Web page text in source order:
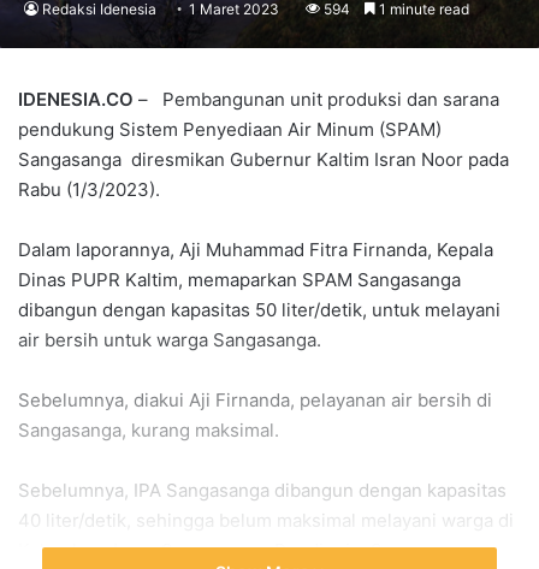
Redaksi Idenesia 1 Maret 2023 594 1 minute read
IDENESIA.CO – Pembangunan unit produksi dan sarana
pendukung Sistem Penyediaan Air Minum (SPAM)
Sangasanga diresmikan Gubernur Kaltim Isran Noor pada
Rabu (1/3/2023).
Dalam laporannya, Aji Muhammad Fitra Firnanda, Kepala
Dinas PUPR Kaltim, memaparkan SPAM Sangasanga
dibangun dengan kapasitas 50 liter/detik, untuk melayani
air bersih untuk warga Sangasanga.
Sebelumnya, diakui Aji Firnanda, pelayanan air bersih di
Sangasanga, kurang maksimal.
Sebelumnya, IPA Sangasanga dibangun dengan kapasitas
40 liter/detik, sehingga belum maksimal melayani warga di
Kelurahan Jawa, Sangasanga, Pendingin, Sangasanga